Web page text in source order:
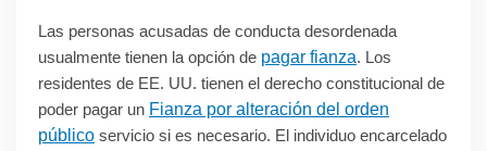
Las personas acusadas de conducta desordenada
usualmente tienen la opción de pagar fianza. Los
residentes de EE. UU. tienen el derecho constitucional de
poder pagar un Fianza por alteración del orden
público servicio si es necesario. El individuo encarcelado